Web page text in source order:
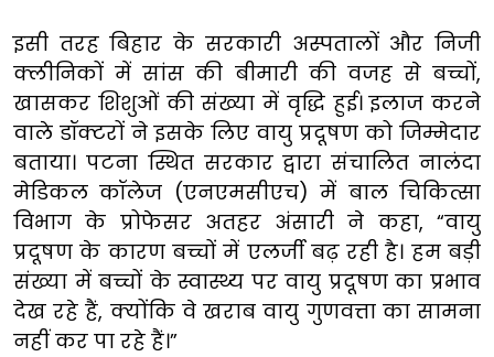
इसी तरह बिहार के सरकारी अस्पतालों और निजी
क्लीनिकों में सांस की बीमारी की वजह से बच्चों,
खासकर शिशुओं की संख्या में वृद्धि हुई। इलाज करने
वाले डॉक्टरों ने इसके लिए वायु प्रदूषण को जिम्मेदार
बताया। पटना स्थित सरकार द्वारा संचालित नालंदा
मेडिकल कॉलेज (एनएमसीएच) में बाल चिकित्सा
विभाग के प्रोफेसर अतहर अंसारी ने कहा, “वायु
प्रदूषण के कारण बच्चों में एलर्जी बढ़ रही है। हम बड़ी
संख्या में बच्चों के स्वास्थ्य पर वायु प्रदूषण का प्रभाव
देख रहे हैं, क्योंकि वे खराब वायु गुणवत्ता का सामना
नहीं कर पा रहे हैं।”